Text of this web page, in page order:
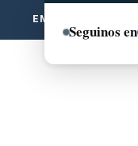
EMPRENDE VERDE
Seguinos en